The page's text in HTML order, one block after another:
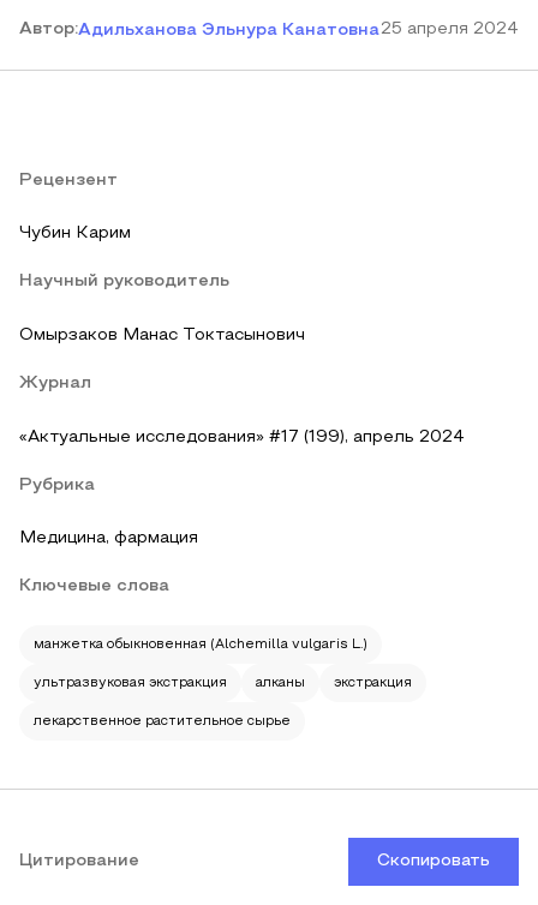
Автор:Адильханова Эльнура Канатовна25 апреля 2024
Рецензент
Чубин Карим
Научный руководитель
Омырзаков Манас Токтасынович
Журнал
«Актуальные исследования» #17 (199), апрель 2024
Рубрика
Медицина, фармация
Ключевые слова
манжетка обыкновенная (Alchemilla vulgaris L.)
ультразвуковая экстракция алканы экстракция
лекарственное растительное сырье
Цитирование Скопировать